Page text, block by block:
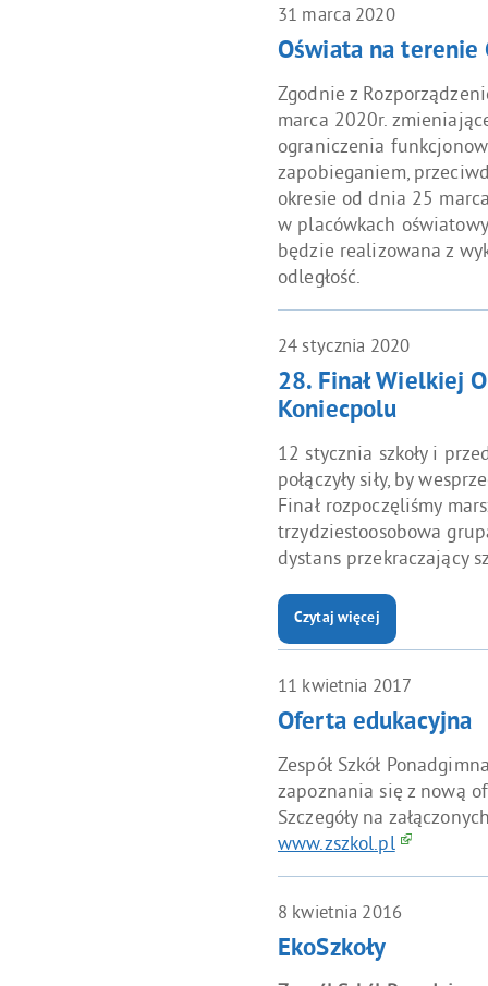
31 marca 2020
Oświata na terenie
Zgodnie z
marca 2020r.
ograniczenia
zapobieganiem,
okresie od dnia 25
w placówkach
będzie realizowana z
odległość.
24 stycznia 2020
28. Finał Wielkiej
Koniecpolu
12 stycznia szkoły i
połączyły siły, by
Finał rozpoczęliśmy
trzydziestoosobowa
dystans przekraczający
Czytaj więcej
o: 28. Finał Wielkiej
11 kwietnia 2017
Oferta edukacyjna
Zespół Szkół
zapoznania się z nową
Szczegóły na
www.zszkol.pl
8 kwietnia 2016
EkoSzkoły